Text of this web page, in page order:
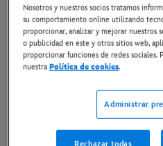
13 de noviembre de 2025
ESTRENO EL 30 DE
LINK AL
LINK AL
Nosotros y nuestros socios tratamos
su comportamiento online utilizando
proporcionar, analizar y mejorar nuestros
o publicidad en este y otros sitios web,
proporcionar funciones de redes sociales.
nuestra Política de cookies.
Administrar